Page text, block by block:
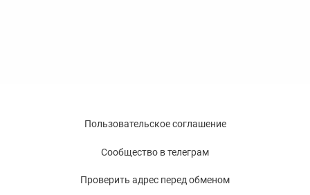
Пользовательское соглашение
Сообщество в телеграм
Проверить адрес перед обменом